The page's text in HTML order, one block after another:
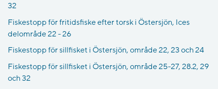
32
Fiskestopp för fritidsfiske efter torsk i Östersjön, Ices
delområde 22 - 26
Fiskestopp för sillfisket i Östersjön, område 22, 23 och 24
Fiskestopp för sillfisket i Östersjön, område 25-27, 28.2, 29
och 32